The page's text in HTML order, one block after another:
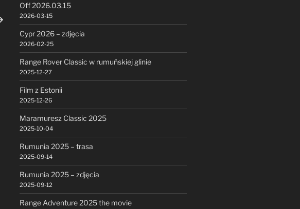
Off 2026.03.15
2026-03-15
Cypr 2026 – zdjęcia
2026-02-25
Range Rover Classic w rumuńskiej glinie
2025-12-27
Film z Estonii
2025-12-26
Maramuresz Classic 2025
2025-10-04
Rumunia 2025 – trasa
2025-09-14
Rumunia 2025 – zdjęcia
2025-09-12
Range Adventure 2025 the movie